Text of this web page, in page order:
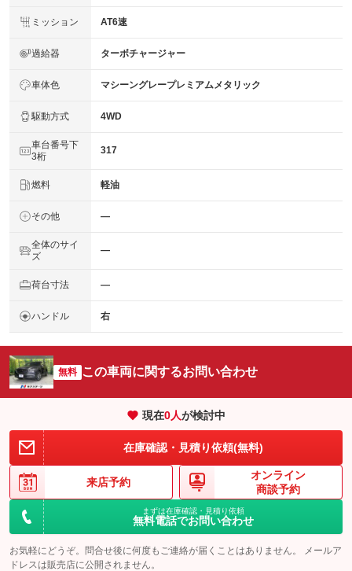
ミッション AT6速
過給器 ターボチャージャー
車体色 マシーングレープレミアムメタリック
駆動方式 4WD
車台番号下
3桁
317
燃料 軽油
その他 ―
全体のサイ
ズ
―
荷台寸法 ―
ハンドル 右
無料 この車両に関するお問い合わせ
現在0人が検討中
在庫確認・見積り依頼(無料)
来店予約
オンライン
商談予約
まずは在庫確認・見積り依頼
無料電話でお問い合わせ
お気軽にどうぞ。問合せ後に何度もご連絡が届くことはありません。 メールア
ドレスは販売店に公開されません。